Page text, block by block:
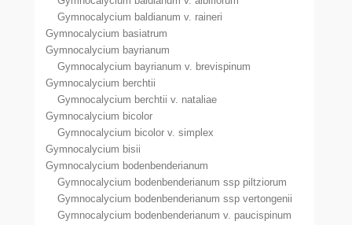
Gymnocalycium baldianum v. raineri
Gymnocalycium basiatrum
Gymnocalycium bayrianum
Gymnocalycium bayrianum v. brevispinum
Gymnocalycium berchtii
Gymnocalycium berchtii v. nataliae
Gymnocalycium bicolor
Gymnocalycium bicolor v. simplex
Gymnocalycium bisii
Gymnocalycium bodenbenderianum
Gymnocalycium bodenbenderianum ssp piltziorum
Gymnocalycium bodenbenderianum ssp vertongenii
Gymnocalycium bodenbenderianum v. paucispinum